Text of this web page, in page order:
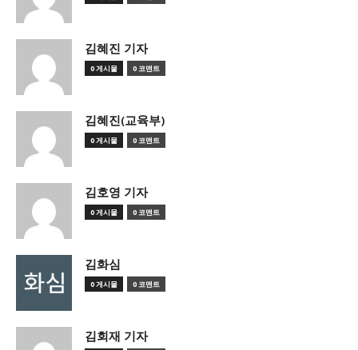
김혜진 기자
0 게시물 0 코멘트
김혜진(교육부)
0 게시물 0 코멘트
김호영 기자
0 게시물 0 코멘트
김화심
0 게시물 0 코멘트
김회재 기자